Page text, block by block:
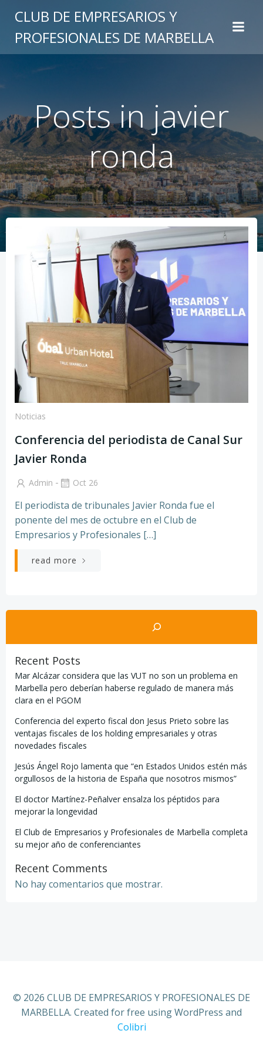
al
contenido
CLUB DE EMPRESARIOS Y
PROFESIONALES DE MARBELLA
Posts in javier
ronda
Noticias
Conferencia del periodista de Canal Sur
Javier Ronda
Admin - Oct 26
El periodista de tribunales Javier Ronda fue el
ponente del mes de octubre en el Club de
Empresarios y Profesionales […]
read more
Buscar
Recent Posts
Mar Alcázar considera que las VUT no son un problema en
Marbella pero deberían haberse regulado de manera más
clara en el PGOM
Conferencia del experto fiscal don Jesus Prieto sobre las
ventajas fiscales de los holding empresariales y otras
novedades fiscales
Jesús Ángel Rojo lamenta que “en Estados Unidos estén más
orgullosos de la historia de España que nosotros mismos”
El doctor Martínez-Peñalver ensalza los péptidos para
mejorar la longevidad
El Club de Empresarios y Profesionales de Marbella completa
su mejor año de conferenciantes
Recent Comments
No hay comentarios que mostrar.
© 2026 CLUB DE EMPRESARIOS Y PROFESIONALES DE
MARBELLA. Created for free using WordPress and
Colibri